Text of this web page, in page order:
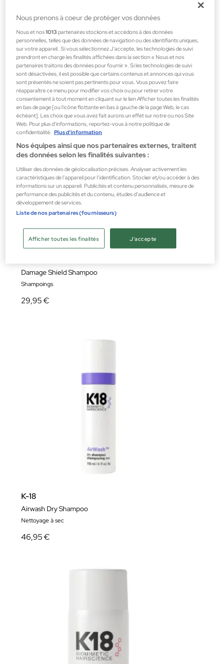
K-18
Peptide Prep Detox Shampoo 250 ml
Shampoings
29,99 €
Damage Shield Shampoo
Shampoings
29,95 €
K-18
Airwash Dry Shampoo
Nettoyage à sec
46,95 €
Nous prenons à coeur de protéger vos données
Nous et nos1013partenaires stockons et accédons à des données
personnelles, telles que des données de navigation ou des identifiants uniques,
sur votre appareil . Si vous sélectionnez J'accepte, les technologies de suivi
prendront en charge les finalités affichées dans la section « Nous et nos
partenaires traitons des données pour fournir ». Si les technologies de suivi
sont désactivées, il est possible que certains contenus et annonces qui vous
sont présentés ne soient pas pertinents pour vous. Vous pouvez faire
réapparaître ce menu pour modifier vos choix ou pour retirer votre
consentement à tout moment en cliquant sur le lien Afficher toutes les finalités
en bas de page [ou l'icône flottante en bas à gauche de la page Web, le cas
échéant]. Les choix que vous avez fait aurons un effet sur notre ou nos Site
Web. Pour plus d’informations, reportez-vous à notre politique de
confidentialité. Plus d'information
Nos équipes ainsi que nos partenaires externes, traitent
des données selon les finalités suivantes :
Utiliser des données de géolocalisation précises. Analyser activement les
caractéristiques de l’appareil pour l’identification. Stocker et/ou accéder à des
informations sur un appareil. Publicités et contenu personnalisés, mesure de
performance des publicités et du contenu, études d’audience et
développement de services.
Liste de nos partenaires (fournisseurs)
J'accepte
Afficher toutes les finalités